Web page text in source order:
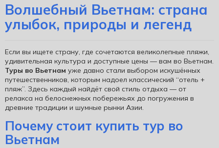
Волшебный Вьетнам: страна
улыбок, природы и легенд
Если вы ищете страну, где сочетаются великолепные пляжи,
удивительная культура и доступные цены — вам во Вьетнам.
Туры во Вьетнам уже давно стали выбором искушённых
путешественников, которым надоел классический “отель +
пляж”. Здесь каждый найдёт свой стиль отдыха — от
релакса на белоснежных побережьях до погружения в
древние традиции и шумные рынки Азии.
Почему стоит купить тур во
Вьетнам